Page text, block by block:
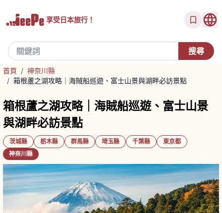
享受日本旅行！
首頁 / 神奈川縣
/ 箱根蘆之湖攻略｜海賊船巡遊、富士山景與湖畔必訪景點
箱根蘆之湖攻略｜海賊船巡遊、富士山景
與湖畔必訪景點
茨城縣 栃木縣 群馬縣 埼玉縣 千葉縣
東京都
神奈川縣